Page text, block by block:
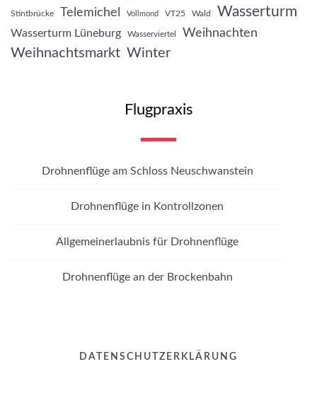
Stintbrücke Telemichel Vollmond VT25 Wald Wasserturm
Wasserturm Lüneburg Wasserviertel Weihnachten
Weihnachtsmarkt Winter
Flugpraxis
Drohnenflüge am Schloss Neuschwanstein
Drohnenflüge in Kontrollzonen
Allgemeinerlaubnis für Drohnenflüge
Drohnenflüge an der Brockenbahn
DATENSCHUTZERKLÄRUNG